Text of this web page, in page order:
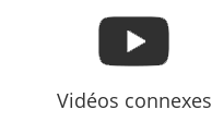
Vidéos connexes